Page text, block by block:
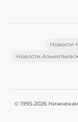
Новости
Новости
© 1995-2026